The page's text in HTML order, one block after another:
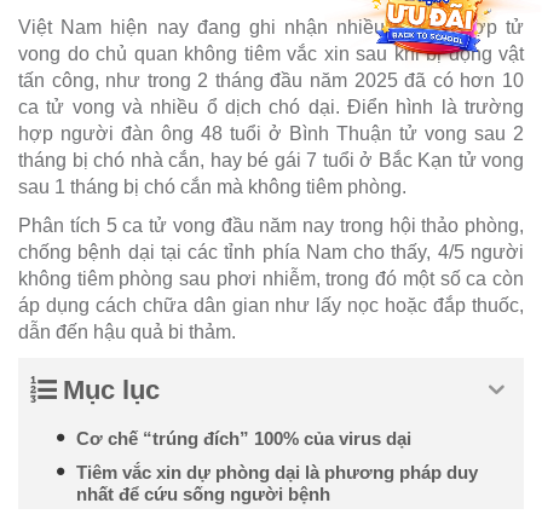
Việt Nam hiện nay đang ghi nhận nhiều trường hợp tử
vong do chủ quan không tiêm vắc xin sau khi bị động vật
tấn công, như trong 2 tháng đầu năm 2025 đã có hơn 10
ca tử vong và nhiều ổ dịch chó dại. Điển hình là trường
hợp người đàn ông 48 tuổi ở Bình Thuận tử vong sau 2
tháng bị chó nhà cắn, hay bé gái 7 tuổi ở Bắc Kạn tử vong
sau 1 tháng bị chó cắn mà không tiêm phòng.
Phân tích 5 ca tử vong đầu năm nay trong hội thảo phòng,
chống bệnh dại tại các tỉnh phía Nam cho thấy, 4/5 người
không tiêm phòng sau phơi nhiễm, trong đó một số ca còn
áp dụng cách chữa dân gian như lấy nọc hoặc đắp thuốc,
dẫn đến hậu quả bi thảm.
Mục lục
Cơ chế “trúng đích” 100% của virus dại
Tiêm vắc xin dự phòng dại là phương pháp duy
nhất để cứu sống người bệnh